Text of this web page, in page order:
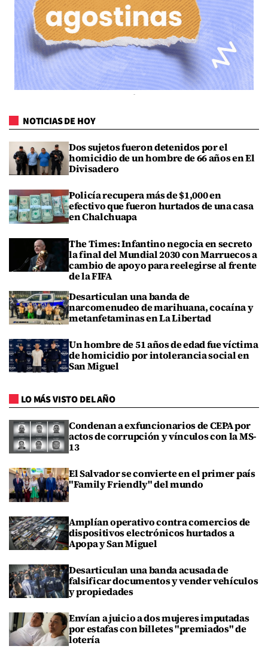
NOTICIAS DE HOY
Dos sujetos fueron detenidos por el
homicidio de un hombre de 66 años en El
Divisadero
Policía recupera más de $1,000 en
efectivo que fueron hurtados de una casa
en Chalchuapa
The Times: Infantino negocia en secreto
la final del Mundial 2030 con Marruecos a
cambio de apoyo para reelegirse al frente
de la FIFA
Desarticulan una banda de
narcomenudeo de marihuana, cocaína y
metanfetaminas en La Libertad
Un hombre de 51 años de edad fue víctima
de homicidio por intolerancia social en
San Miguel
LO MÁS VISTO DEL AÑO
Condenan a exfuncionarios de CEPA por
actos de corrupción y vínculos con la MS-
13
El Salvador se convierte en el primer país
"Family Friendly" del mundo
Amplían operativo contra comercios de
dispositivos electrónicos hurtados a
Apopa y San Miguel
Desarticulan una banda acusada de
falsificar documentos y vender vehículos
y propiedades
Envían a juicio a dos mujeres imputadas
por estafas con billetes "premiados" de
lotería